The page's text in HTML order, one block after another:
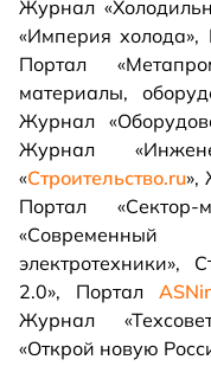
Журнал
«Империя холода»,
Портал
материалы,
Журнал
Журнал
«Строительство.ru»,
Портал
электротехники»,
2.0», Портал
Журнал
«Открой новую